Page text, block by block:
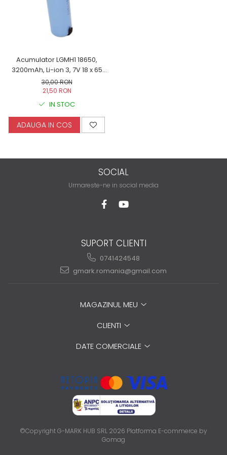
Acumulator LGMH1 18650,
3200mAh, Li-ion 3, 7V 18 x 65
mm, 47gr, 10A, cu terminale
lipite in U si protectie
30,00 RON
21,50 RON
IN STOC
ADAUGA IN COS
SOCIAL
Urmareste-ne in social media
SUPORT CLIENTI
0741424548
gmark.romania@gmail.com
MAGAZINUL MEU
CLIENTI
DATE COMERCIALE
©Copyright G-MARK HUB SRL 2026 Platforma E-commerce by
Gomag